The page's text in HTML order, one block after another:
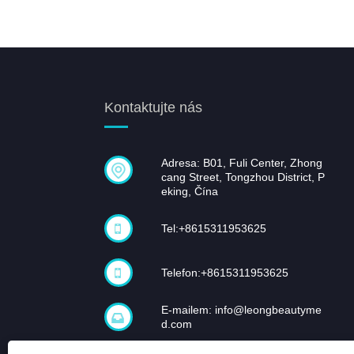
Kontaktujte nás
Adresa: B01, Fuli Center, Zhong
cang Street, Tongzhou District, P
eking, Čína
Tel:+8615311953625
Telefon:+8615311953625
E-mailem: info@leongbeautyme
d.com